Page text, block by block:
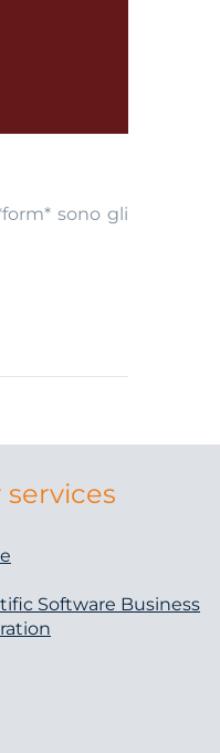
sono gli
services
Software Business